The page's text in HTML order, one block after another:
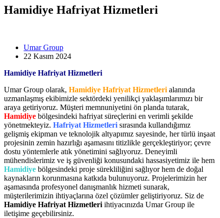
Hamidiye Hafriyat Hizmetleri
Umar Group
22 Kasım 2024
Hamidiye Hafriyat Hizmetleri
Umar Group olarak, Hamidiye Hafriyat Hizmetleri alanında
uzmanlaşmış ekibimizle sektördeki yenilikçi yaklaşımlarımızı bir
araya getiriyoruz. Müşteri memnuniyetini ön planda tutarak,
Hamidiye bölgesindeki hafriyat süreçlerini en verimli şekilde
yönetmekteyiz. Hafriyat Hizmetleri sırasında kullandığımız
gelişmiş ekipman ve teknolojik altyapımız sayesinde, her türlü inşaat
projesinin zemin hazırlığı aşamasını titizlikle gerçekleştiriyor; çevre
dostu yöntemlerle atık yönetimini sağlıyoruz. Deneyimli
mühendislerimiz ve iş güvenliği konusundaki hassasiyetimiz ile hem
Hamidiye bölgesindeki proje sürekliliğini sağlıyor hem de doğal
kaynakların korunmasına katkıda bulunuyoruz. Projelerimizin her
aşamasında profesyonel danışmanlık hizmeti sunarak,
müşterilerimizin ihtiyaçlarına özel çözümler geliştiriyoruz. Siz de
Hamidiye Hafriyat Hizmetleri ihtiyacınızda Umar Group ile
iletişime geçebilirsiniz.